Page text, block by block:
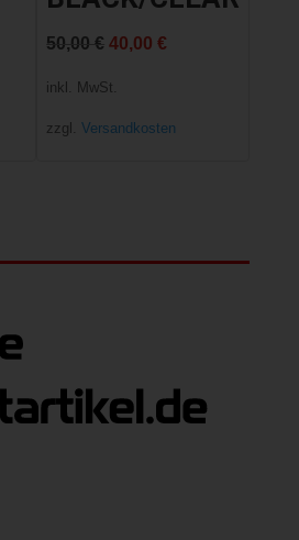
50,00€ Ursprünglicher
40,00€
inkl. MwSt.
zzgl. Versandkosten